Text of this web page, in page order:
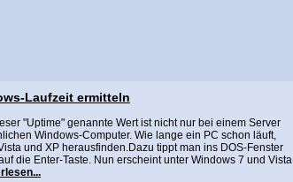
Laufzeit ermitteln
"Uptime" genannte Wert ist nicht nur bei einem Server
Windows-Computer. Wie lange ein PC schon läuft,
und XP herausfinden.Dazu tippt man ins DOS-Fenster
die Enter-Taste. Nun erscheint unter Windows 7 und Vista